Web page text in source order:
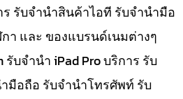
ร รับจำนำสินค้าไอที รับจำนำมือ
า และ ของแบรนด์เนมต่างๆ
บจำนำ iPad Pro บริการ รับ
มือถือ รับจำนำโทรศัพท์ รับ